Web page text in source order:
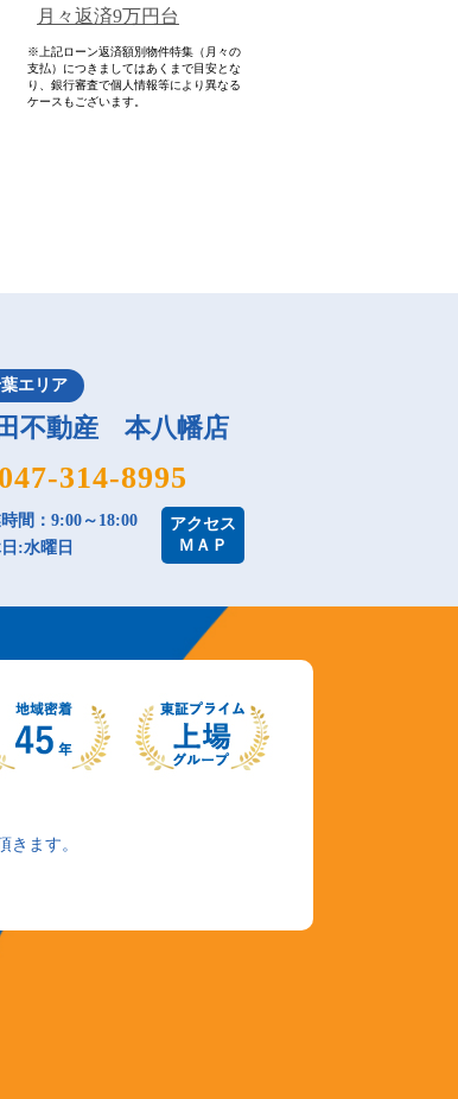
月々返済9万円台
※上記ローン返済額別物件特集（月々の
支払）につきましてはあくまで目安とな
り、銀行審査で個人情報等により異なる
ケースもございます。
エリア
不動産 本八幡店
047-314-8995
間：9:00～18:00
:水曜日
アクセス
ＭＡＰ
ます。